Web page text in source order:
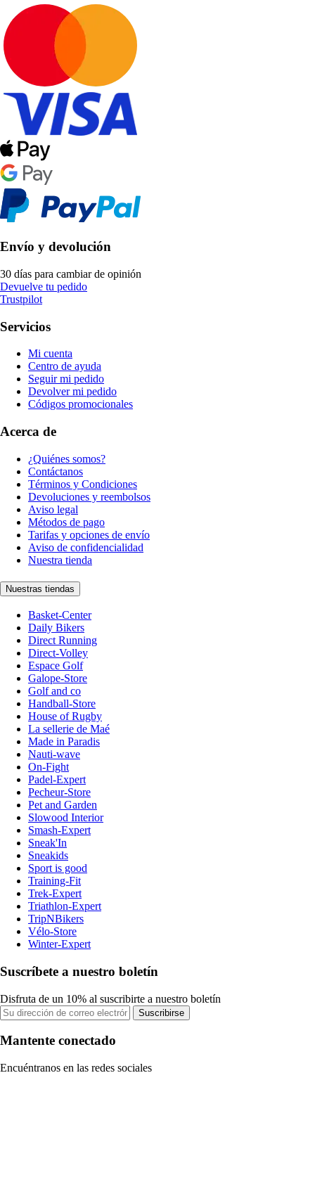
Envío y devolución
30 días para cambiar de opinión
Devuelve tu pedido
Trustpilot
Servicios
Mi cuenta
Centro de ayuda
Seguir mi pedido
Devolver mi pedido
Códigos promocionales
Acerca de
¿Quiénes somos?
Contáctanos
Términos y Condiciones
Devoluciones y reembolsos
Aviso legal
Métodos de pago
Tarifas y opciones de envío
Aviso de confidencialidad
Nuestra tienda
Nuestras tiendas
Basket-Center
Daily Bikers
Direct Running
Direct-Volley
Espace Golf
Galope-Store
Golf and co
Handball-Store
House of Rugby
La sellerie de Maé
Made in Paradis
Nauti-wave
On-Fight
Padel-Expert
Pecheur-Store
Pet and Garden
Slowood Interior
Smash-Expert
Sneak'In
Sneakids
Sport is good
Training-Fit
Trek-Expert
Triathlon-Expert
TripNBikers
Vélo-Store
Winter-Expert
Suscríbete a nuestro boletín
Disfruta de un 10% al suscribirte a nuestro boletín
Suscribirse
Mantente conectado
Encuéntranos en las redes sociales